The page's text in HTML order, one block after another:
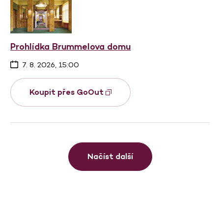
Prohlídka Brummelova domu
7. 8. 2026, 15:00
Koupit přes GoOut
Načíst další